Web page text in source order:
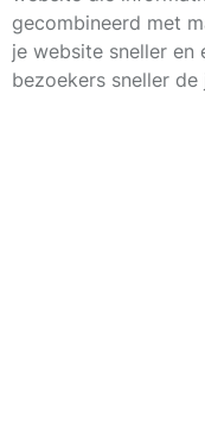
gecombineerd met
je website sneller
bezoekers sneller